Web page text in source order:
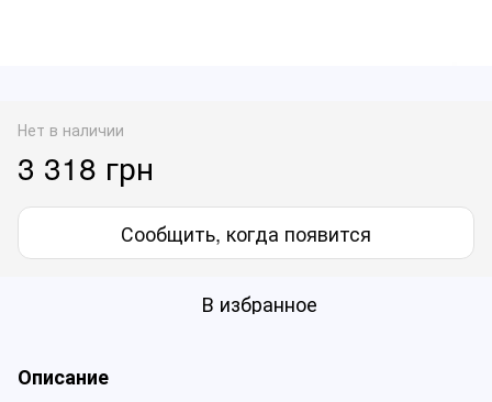
Нет в наличии
3 318 грн
Сообщить, когда появится
В избранное
Описание